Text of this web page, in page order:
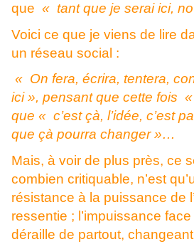
que « tant que je serai ici,
Voici ce que je viens de lire
un réseau social :
« On fera, écrira, tentera,
ici », pensant que cette fois
que « c’est çà, l’idée, c’est
que çà pourra changer »…
Mais, à voir de plus près, ce
combien critiquable, n’est
résistance à la puissance de
ressentie ; l’impuissance
déraille de partout,